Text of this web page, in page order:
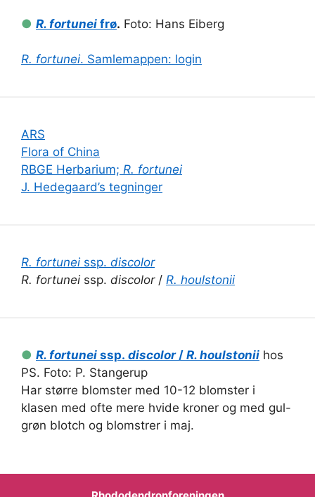
● R. fortunei frø. Foto: Hans Eiberg
R. fortunei. Samlemappen: login
ARS
Flora of China
RBGE Herbarium; R. fortunei
J. Hedegaard’s tegninger
R. fortuneissp. discolor
R. fortunei ssp. discolor/ R. houlstonii
● R. fortunei ssp. discolor/ R. houlstonii hos
PS. Foto: P. Stangerup
Har større blomster med 10-12 blomster i
klasen med ofte mere hvide kroner og med gul-
grøn blotch og blomstrer i maj.